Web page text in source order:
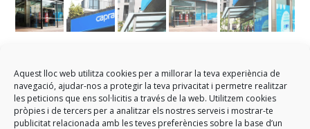
Aquest lloc web utilitza cookies per a millorar la teva experiència de
navegació, ajudar-nos a protegir la teva privacitat i permetre realitzar
les peticions que ens sol·licitis a través de la web. Utilitzem cookies
pròpies i de tercers per a analitzar els nostres serveis i mostrar-te
publicitat relacionada amb les teves preferències sobre la base d’un
Supermercado Sitges
Cerramientos y conjunto de trabajos de vidrio en establecimiento
comercial de Sitges